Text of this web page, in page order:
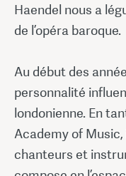
Haendel nous a
de l’opéra baroque.
Au début des
personnalité
londonienne. En
Academy of
chanteurs et